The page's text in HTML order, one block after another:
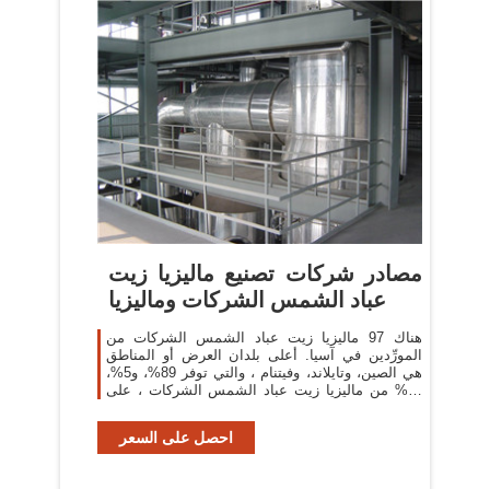
مصادر شركات تصنيع ماليزيا زيت
عباد الشمس الشركات وماليزيا
هناك 97 ماليزيا زيت عباد الشمس الشركات من
المورِّدين في آسيا. أعلى بلدان العرض أو المناطق
هي الصين، وتايلاند، وفيتنام ، والتي توفر 89%، و5%،
و1% من ماليزيا زيت عباد الشمس الشركات ، على
احصل على السعر